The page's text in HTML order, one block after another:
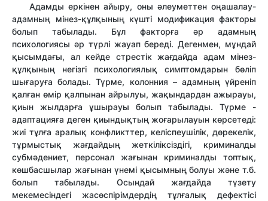
Адамды еркінен айыру, оны әлеуметтен оңашалау-
адамның мінез-құлқының күшті модификация факторы
болып табылады. Бұл факторға әр адамның
психологиясы әр түрлі жауап береді. Дегенмен, мұндай
қысымдағы, ал кейде стрестік жағдайда адам мінез-
құлқының негізгі психологиялық симптомдарын бөліп
шығаруға болады. Түрме, колонния – адамның үйреніп
қалған өмір қалпынан айрылуы, жақындардан ажырауы,
қиын жылдарға ұшырауы болып табылады. Түрме -
адаптацияға деген қиындықтың жоғарылауын көрсетеді:
жиі тұлға аралық конфликттер, келіспеушілік, дөрекелік,
тұрмыстық жағдайдың жеткіліксіздігі, криминалды
субмәдениет, персонал жағынан криминалды топтық,
көшбасшылар жағынан үнемі қысымның болуы және т.б.
болып табылады. Осындай жағдайда түзету
мекемесіндегі жасөспірімдердің тұлғалық дефектісі